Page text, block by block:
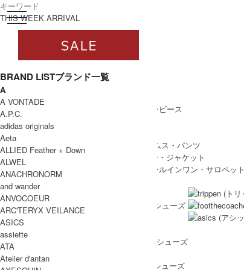
toggle navigation
ログイン
すべてWOMEN
WOMEN ALL ITEM
/ ワンピース
/ ボトムス・パンツ
/ アウター・ジャケット
/ オールインワン・サロペット
SHOES
SHOES ALL ITEM
DRESS SHOES
/ ドレスシューズ
BOOTS
/ バレエシューズ
/ その他シューズ
THIS WEEK ARRIVAL
BRAND LISTブランド一覧
A
A VONTADE
A.P.C.
adidas originals
Aeta
ALLIED Feather + Down
ALWEL
ANACHRONORM
and wander
ANVOCOEUR
ARC'TERYX VEILANCE
ASICS
assiette
ATA
Atelier d'antan